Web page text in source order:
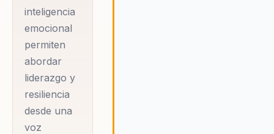
inteligencia
emocional
permiten
abordar
liderazgo y
resiliencia
desde una
voz